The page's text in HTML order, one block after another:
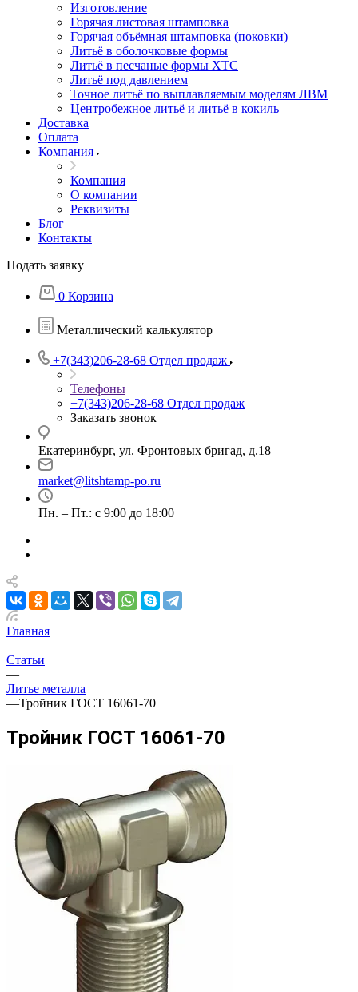
Изготовление
Горячая листовая штамповка
Горячая объёмная штамповка (поковки)
Литьё в оболочковые формы
Литьё в песчаные формы ХТС
Литьё под давлением
Точное литьё по выплавляемым моделям ЛВМ
Центробежное литьё и литьё в кокиль
Доставка
Оплата
Компания
Компания
О компании
Реквизиты
Блог
Контакты
Подать заявку
0 Корзина
Металлический калькулятор
+7(343)206-28-68 Отдел продаж
Телефоны
+7(343)206-28-68 Отдел продаж
Заказать звонок
Екатеринбург, ул. Фронтовых бригад, д.18
market@litshtamp-po.ru
Пн. – Пт.: с 9:00 до 18:00
Главная
—
Статьи
—
Литье металла
—Тройник ГОСТ 16061-70
Тройник ГОСТ 16061-70